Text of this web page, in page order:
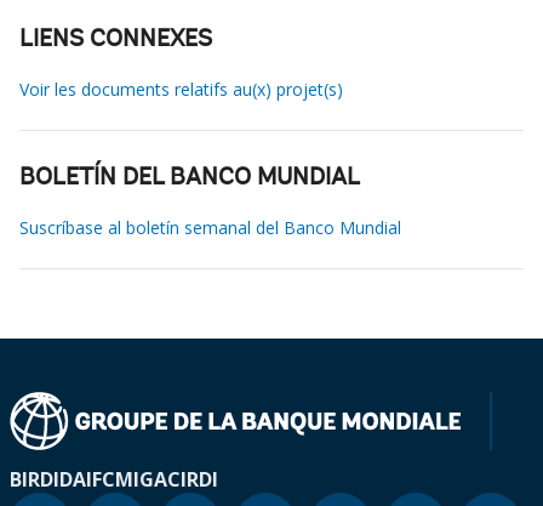
LIENS CONNEXES
Voir les documents relatifs au(x) projet(s)
BOLETÍN DEL BANCO MUNDIAL
Suscríbase al boletín semanal del Banco Mundial
BIRDIDAIFCMIGACIRDI